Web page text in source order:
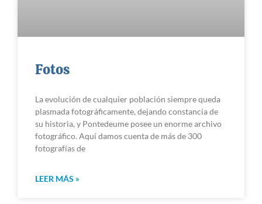
Fotos
La evolución de cualquier población siempre queda
plasmada fotográficamente, dejando constancia de
su historia, y Pontedeume posee un enorme archivo
fotográfico. Aquí damos cuenta de más de 300
fotografías de
LEER MÁS »